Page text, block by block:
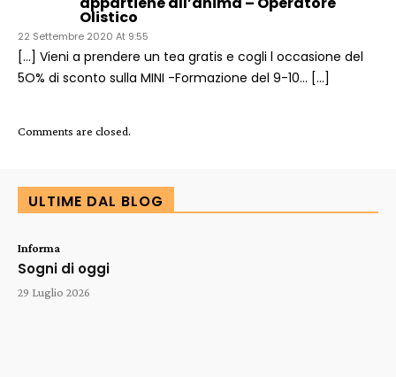
Olistico
22 Settembre 2020 At 9:55
[…] Vieni a prendere un tea gratis e cogli l occasione del
5O% di sconto sulla MINI -Formazione del 9-10… […]
Comments are closed.
ULTIME DAL BLOG
Informa
Sogni di oggi
29 Luglio 2026